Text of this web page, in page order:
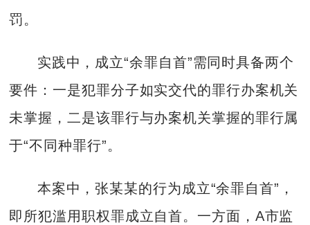
罚。
实践中，成立“余罪自首”需同时具备两个
要件：一是犯罪分子如实交代的罪行办案机关
未掌握，二是该罪行与办案机关掌握的罪行属
于“不同种罪行”。
本案中，张某某的行为成立“余罪自首”，
即所犯滥用职权罪成立自首。一方面，A市监